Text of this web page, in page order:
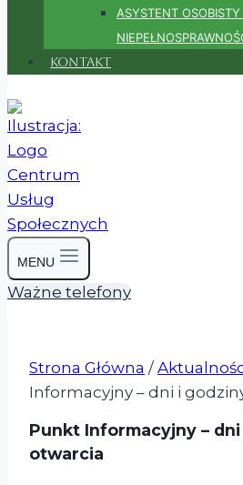
ASYSTENT
Kontakt
MENU
Ważne telefony
Strona Główna /
Informacyjny – dni i
Punkt Informacyjny –
otwarcia